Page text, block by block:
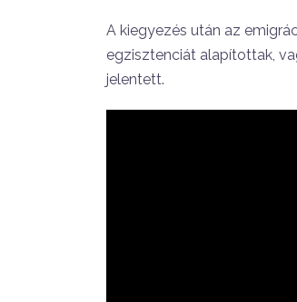
A kiegyezés után az
egzisztenciát alapítottak,
jelentett.